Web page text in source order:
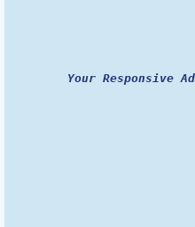
Your Responsive